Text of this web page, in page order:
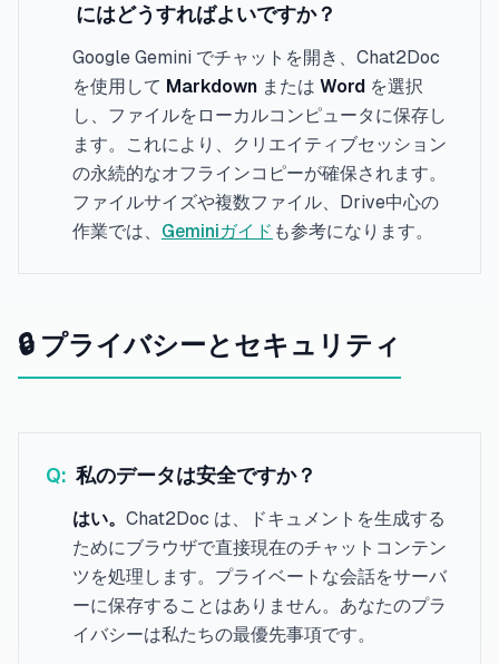
にはどうすればよいですか？
Google Gemini でチャットを開き、Chat2Doc
を使用して Markdown または Word を選択
し、ファイルをローカルコンピュータに保存し
ます。これにより、クリエイティブセッション
の永続的なオフラインコピーが確保されます。
ファイルサイズや複数ファイル、Drive中心の
作業では、 Geminiガイド も参考になります。
🔒 プライバシーとセキュリティ
Q: 私のデータは安全ですか？
はい。 Chat2Doc は、ドキュメントを生成する
ためにブラウザで直接現在のチャットコンテン
ツを処理します。プライベートな会話をサーバ
ーに保存することはありません。あなたのプラ
イバシーは私たちの最優先事項です。